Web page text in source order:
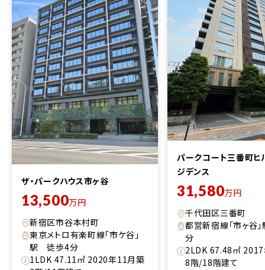
ザ・パークハウス市ヶ谷
13,500万円
新宿区市谷本村町
東京メトロ有楽町線「市ケ谷」
駅 徒歩4分
1LDK 47.11㎡ 2020年11月築
パークコート三番町ヒ
ジデンス
31,580万円
千代田区三番町
都営新宿線「市ヶ谷
分
2LDK 67.48㎡
8階/18階建て